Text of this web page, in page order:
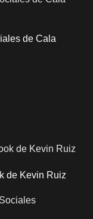
de Cala
de Kevin Ruiz